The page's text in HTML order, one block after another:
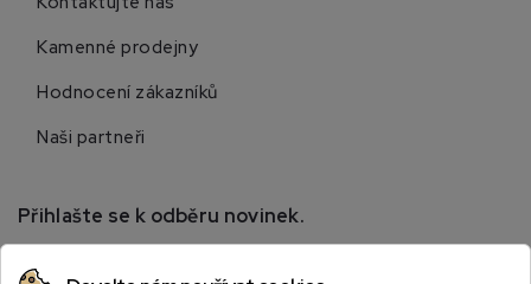
Kamenné prodejny
Hodnocení zákazníků
Naši partneři
Přihlašte se k odběru novinek.